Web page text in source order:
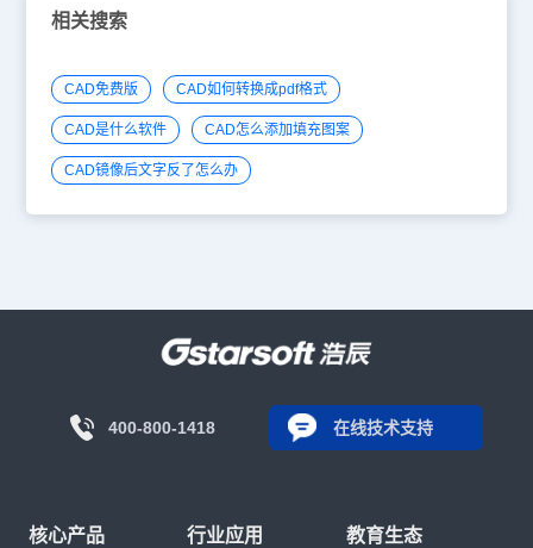
相关搜索
CAD免费版 CAD如何转换成pdf格式
CAD是什么软件 CAD怎么添加填充图案
CAD镜像后文字反了怎么办
400-800-1418 在线技术支持
核心产品 行业应用 教育生态